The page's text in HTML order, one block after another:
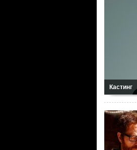
Кастинг